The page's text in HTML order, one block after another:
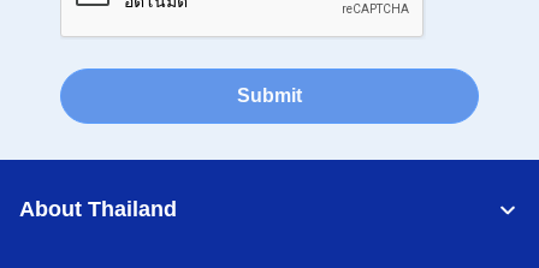
Submit
About Thailand